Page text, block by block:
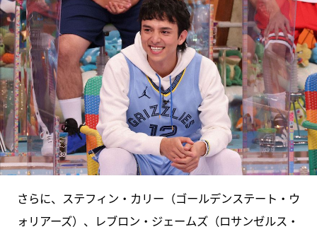
さらに、ステフィン・カリー（ゴールデンステート・ウ
ォリアーズ）、レブロン・ジェームズ（ロサンゼルス・